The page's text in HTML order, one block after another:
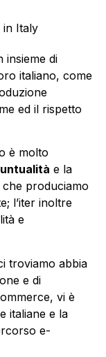
insieme di
italiano, come
ed il rispetto
è molto
e la
produciamo
l’iter inoltre
e
troviamo abbia
e di
vi è
italiane e la
e-